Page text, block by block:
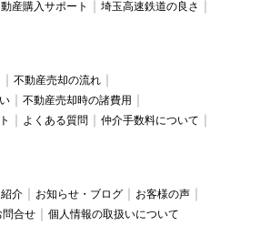
産購入サポート
埼玉高速鉄道の良さ
不動産売却の流れ
不動産売却時の諸費用
よくある質問
仲介手数料について
介 お知らせ・ブログ
お客様の声
問合せ 個人情報の取扱いについて